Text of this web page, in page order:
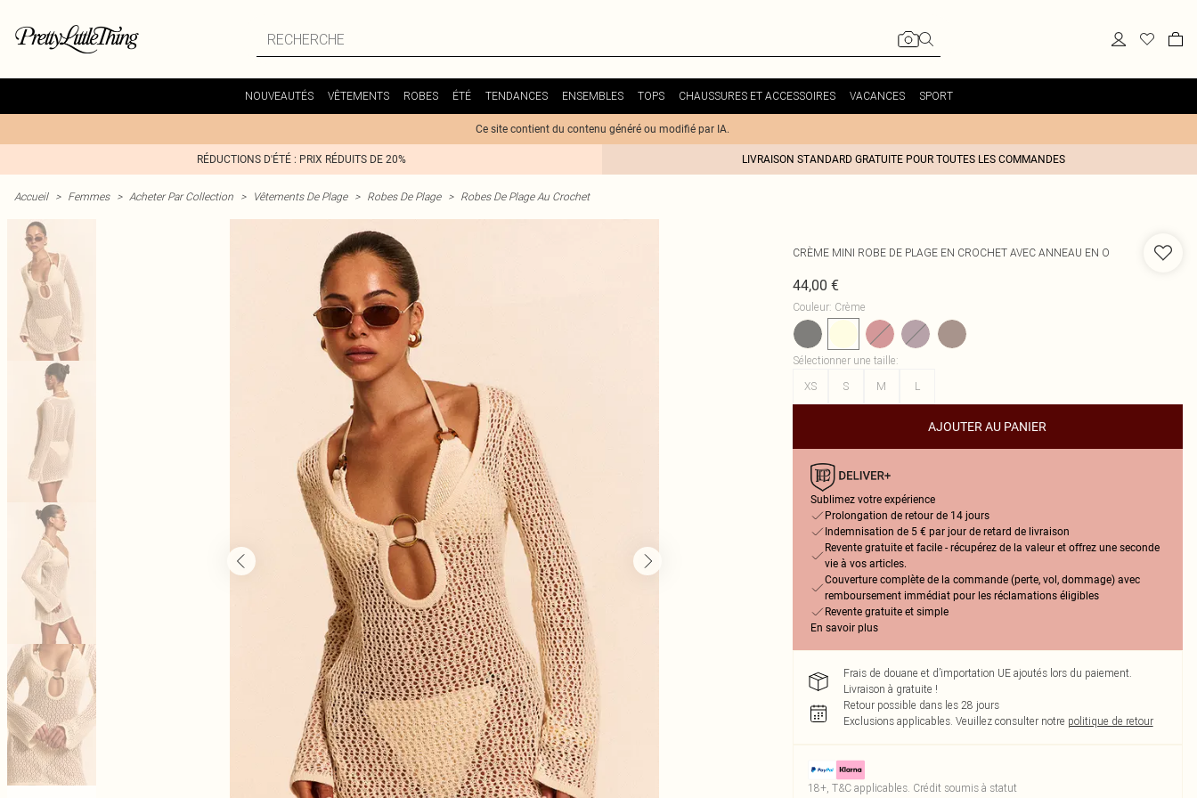
NOUVEAUTÉS VÊTEMENTS ROBES ÉTÉ TENDANCES ENSEMBLES TOPS CHAUSSURES ET ACCESSOIRES VACANCES SPORT
Ce site contient du contenu généré ou modifié par IA.
RÉDUCTIONS D'ÉTÉ : PRIX RÉDUITS DE 20% LIVRAISON STANDARD GRATUITE POUR TOUTES LES COMMANDES
Accueil > Femmes > Acheter Par Collection > Vêtements De Plage > Robes De Plage > Robes De Plage Au Crochet
CRÈME MINI ROBE DE PLAGE EN CROCHET AVEC ANNEAU EN O
44,00 €
Couleur: Crème
Sélectionner une taille:
XS
S M L
AJOUTER AU PANIER
Sublimez votre expérience
Prolongation de retour de 14 jours
Indemnisation de 5 € par jour de retard de livraison
Revente gratuite et facile - récupérez de la valeur et offrez une seconde
vie à vos articles.
Couverture complète de la commande (perte, vol, dommage) avec
remboursement immédiat pour les réclamations éligibles
Revente gratuite et simple
En savoir plus
Frais de douane et d’importation UE ajoutés lors du paiement.
Livraison à gratuite !
Retour possible dans les 28 jours
Exclusions applicables. Veuillez consulter notre politique de retour
18+, T&C applicables. Crédit soumis à statut